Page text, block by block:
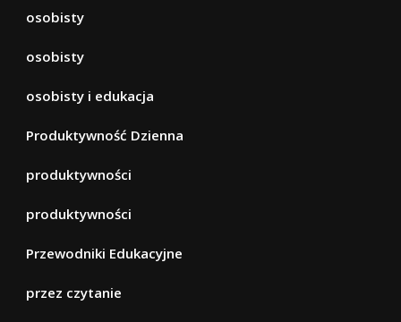
osobisty
osobisty
osobisty i edukacja
Produktywność Dzienna
produktywności
produktywności
Przewodniki Edukacyjne
przez czytanie